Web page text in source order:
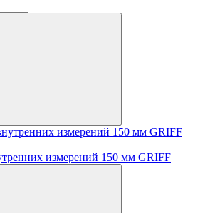
измерений 150 мм GRIFF